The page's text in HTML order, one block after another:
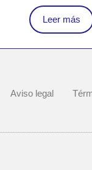
Leer más
Aviso legal